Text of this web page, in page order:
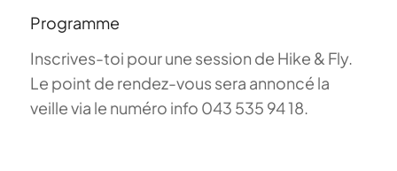
Programme
Inscrives-toi pour une session de Hike & Fly.
Le point de rendez-vous sera annoncé la
veille via le numéro info 043 535 94 18.